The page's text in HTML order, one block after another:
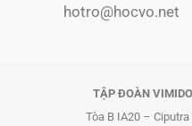
hotro@hocvo.net
o
t
TẬP ĐOÀN
Tòa B IA20 –